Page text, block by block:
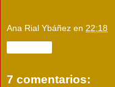
Ana Rial Ybáñez en 22:18
7 comentarios: